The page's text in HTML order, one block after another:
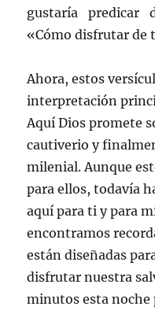
gustaría predicar
«Cómo disfrutar de
Ahora, estos
interpretación
Aquí Dios promete
cautiverio y
milenial. Aunque
para ellos, todavía
aquí para ti y para
encontramos
están diseñadas
disfrutar nuestra
minutos esta noche